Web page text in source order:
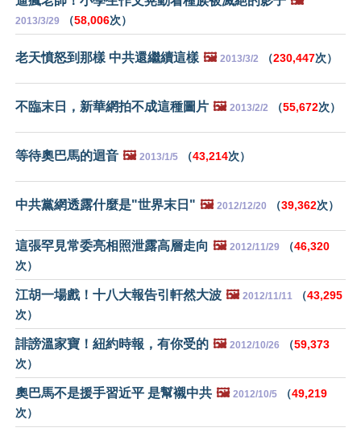
2013/3/29 （58,006次）
老天憤怒到那樣 中共還繼續這樣 🖼️ 2013/3/2 （230,447次）
不臨末日，新華網拍不成這種圖片 🖼️ 2013/2/2 （55,672次）
等待奧巴馬的迴音 🖼️ 2013/1/5 （43,214次）
中共黨網透露什麼是"世界末日" 🖼️ 2012/12/20 （39,362次）
這張罕見常委亮相照泄露高層走向 🖼️ 2012/11/29 （46,320
次）
江胡一場戲！十八大報告引軒然大波 🖼️ 2012/11/11 （43,295
次）
誹謗溫家寶！紐約時報，有你受的 🖼️ 2012/10/26 （59,373
次）
奧巴馬不是援手習近平 是幫襯中共 🖼️ 2012/10/5 （49,219
次）